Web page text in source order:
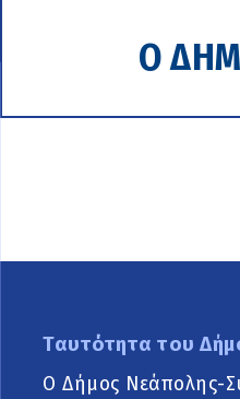
Ο
Ταυτότητα του
Ο Δήμος Νεάπολης-